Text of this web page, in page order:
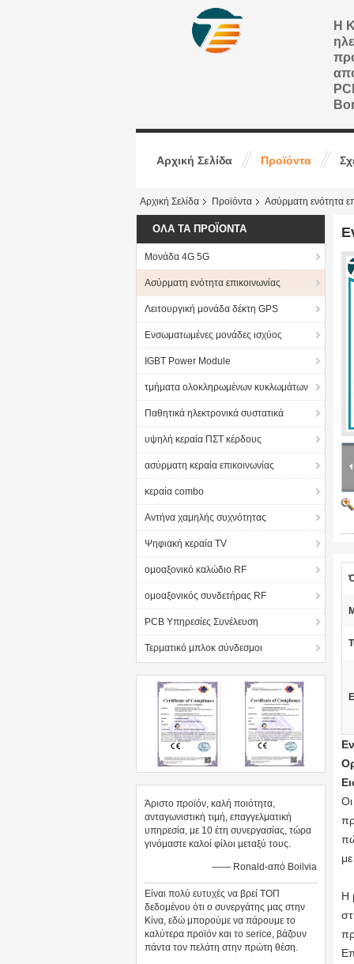
Η
Αρχική Σελίδα Προϊόντα
Αρχική Σελίδα Προϊόντα Ασύρματη ενότητα
ΌΛΑ ΤΑ ΠΡΟΪΌΝΤΑ
Μονάδα 4G 5G
Ασύρματη ενότητα επικοινωνίας
Λειτουργική μονάδα δέκτη GPS
Ενσωματωμένες μονάδες ισχύος
IGBT Power Module
τμήματα ολοκληρωμένων κυκλωμάτων
Παθητικά ηλεκτρονικά συστατικά
υψηλή κεραία ΠΣΤ κέρδους
ασύρματη κεραία επικοινωνίας
κεραία combo
Αντήνα χαμηλής συχνότητας
Ψηφιακή κεραία TV
ομοαξονικό καλώδιο RF
ομοαξονικός συνδετήρας RF
PCB Υπηρεσίες Συνέλευση
Τερματικό μπλοκ σύνδεσμοι
Άριστο προϊόν, καλή ποιότητα,
ανταγωνιστική τιμή, επαγγελματική
υπηρεσία, με 10 έτη συνεργασίας, τώρα
γινόμαστε καλοί φίλοι μεταξύ τους.
—— Ronald-από Boilvia
Είναι πολύ ευτυχές να βρεί ΤΟΠ
δεδομένου ότι ο συνεργάτης μας στην
Κίνα, εδώ μπορούμε να πάρουμε το
καλύτερα προϊόν και το serice, βάζουν
πάντα τον πελάτη στην πρώτη θέση.
Η